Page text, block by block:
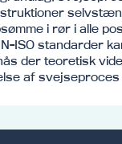
i rør i alle
ISO standarder
der teoretisk
af svejseproces